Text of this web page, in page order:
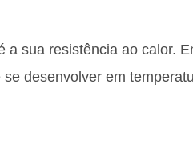
a sua resistência ao calor.
desenvolver em